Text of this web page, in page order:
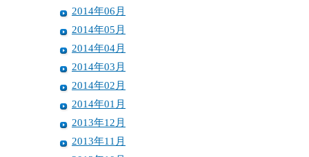
2014年06月
2014年05月
2014年04月
2014年03月
2014年02月
2014年01月
2013年12月
2013年11月